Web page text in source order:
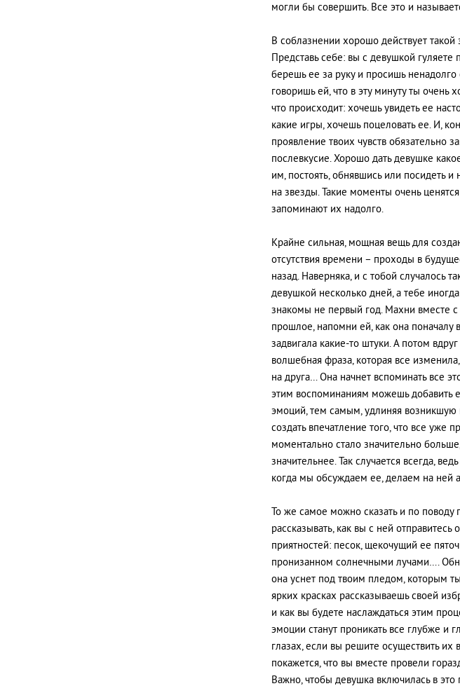
могли бы совершить. Все это и
В соблазнении хорошо действует такой
Представь себе: вы с девушкой гуляете
берешь ее за руку и просишь ненадолго
говоришь ей, что в эту минуту ты очень
что происходит: хочешь увидеть ее
какие игры, хочешь поцеловать ее. И,
проявление твоих чувств обязательно
послевкусие. Хорошо дать девушке
им, постоять, обнявшись или посидеть и
на звезды. Такие моменты очень
запоминают их надолго.
Крайне сильная, мощная вещь для
отсутствия времени – проходы в
назад. Наверняка, и с тобой случалось
девушкой несколько дней, а тебе
знакомы не первый год. Махни вместе
прошлое, напомни ей, как она поначалу
задвигала какие-то штуки. А потом
волшебная фраза, которая все
на друга… Она начнет вспоминать все
этим воспоминаниям можешь добавить
эмоций, тем самым, удлиняя возникшую
создать впечатление того, что все уже
моментально стало значительно
значительнее. Так случается всегда,
когда мы обсуждаем ее, делаем на ней
То же самое можно сказать и по
рассказывать, как вы с ней
приятностей: песок, щекочущий ее
пронизанном солнечными лучами….
она уснет под твоим пледом, которым
ярких красках рассказываешь своей
и как вы будете наслаждаться этим
эмоции станут проникать все глубже и
глазах, если вы решите осуществить
покажется, что вы вместе провели
Важно, чтобы девушка включилась в это